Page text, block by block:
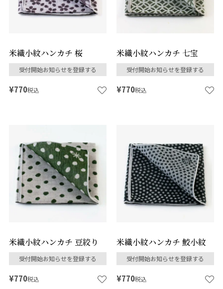
米織小紋ハンカチ 桜
受付開始お知らせを登録する
¥770税込
米織小紋ハンカチ 七宝
受付開始お知らせを登録する
¥770税込
米織小紋ハンカチ 豆絞り
受付開始お知らせを登録する
¥770税込
米織小紋ハンカチ 鮫小紋
受付開始お知らせを登録する
¥770税込